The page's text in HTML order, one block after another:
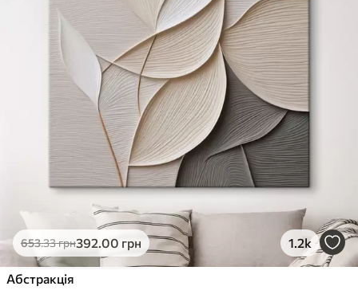
653.33грн392.00 грн 1.2k
Абстракція